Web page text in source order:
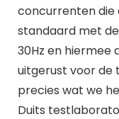
concurrenten die
standaard met
30Hz en hiermee
uitgerust voor de
precies wat we
Duits